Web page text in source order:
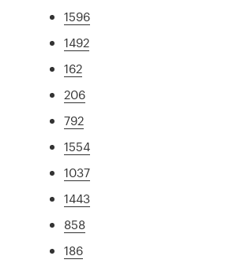
1596
1492
162
206
792
1554
1037
1443
858
186